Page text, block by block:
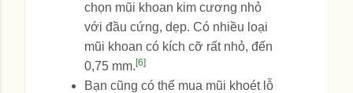
chọn mũi khoan kim cương nhỏ
với đầu cứng, dẹp. Có nhiều loại
mũi khoan có kích cỡ rất nhỏ, đến
0,75 mm. [6]
Bạn cũng có thể mua mũi khoét lỗ